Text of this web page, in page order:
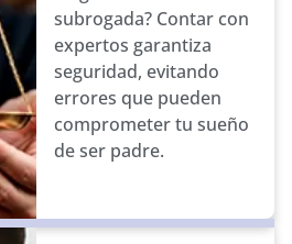
subrogada? Contar con
expertos garantiza
seguridad, evitando
errores que pueden
comprometer tu sueño
de ser padre.